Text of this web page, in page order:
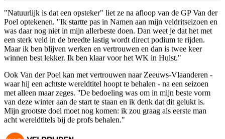
"Natuurlijk is dat een opsteker" liet ze na afloop van de GP Van der
Poel optekenen. "Ik startte pas in Namen aan mijn veldritseizoen en
was daar nog niet in mijn allerbeste doen. Dan weet je dat het met
een sterk veld in de breedte lastig wordt direct podium te rijden.
Maar ik ben blijven werken en vertrouwen en dan is twee keer
winnen best lekker. Ik ben klaar voor het WK in Hulst."
Ook Van der Poel kan met vertrouwen naar Zeeuws-Vlaanderen -
waar hij een achtste wereldtitel hoopt te behalen - na een seizoen
met alleen maar zeges. ''De bedoeling was om in mijn beste vorm
van deze winter aan de start te staan en ik denk dat dit gelukt is.
Mijn grootste doel moet nog komen: ik zou graag als eerste man
acht wereldtitels bij de profs behalen."